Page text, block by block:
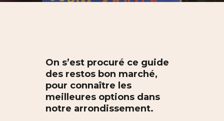
On s’est procuré ce guide
des restos bon marché,
pour connaître les
meilleures options dans
notre arrondissement.